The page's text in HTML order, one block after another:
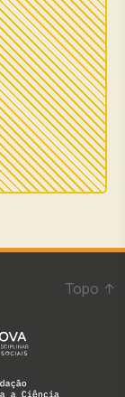
Topo ↑